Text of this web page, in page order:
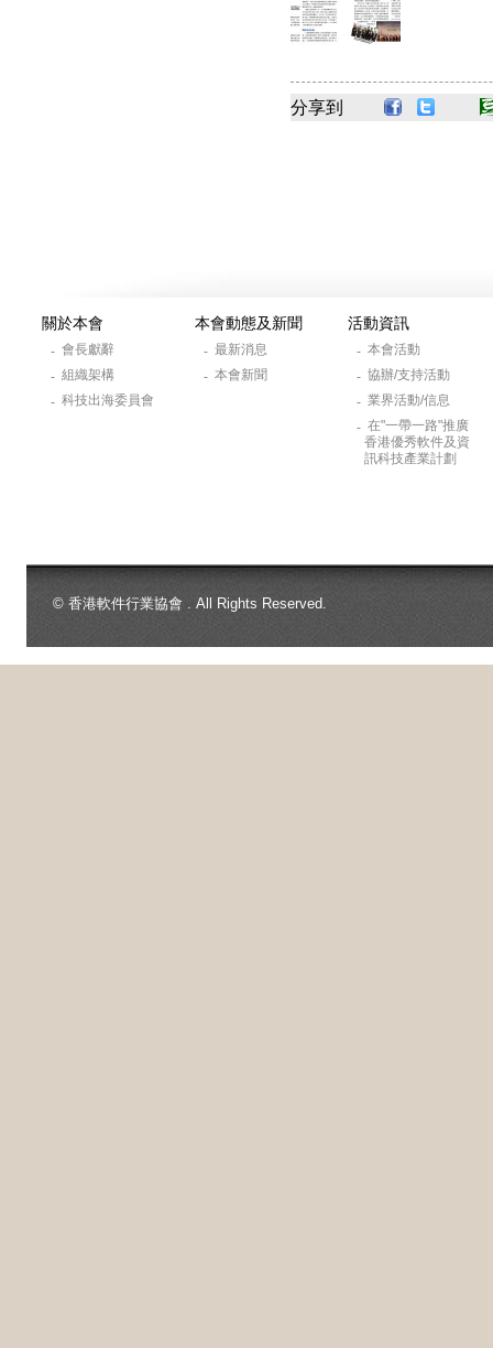
分享到
關於本會
- 會長獻辭
- 組織架構
- 科技出海委員會
本會動態及新聞
- 最新消息
- 本會新聞
活動資訊
- 本會活動
- 協辦/支持活動
- 業界活動/信息
- 在"一帶一路"推廣
香港優秀軟件及資
訊科技產業計劃
© 香港軟件行業協會 . All Rights Reserved.